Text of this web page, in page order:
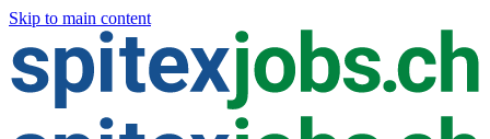
Skip to main content